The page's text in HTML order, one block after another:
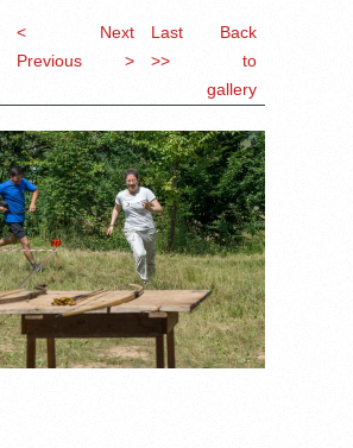
<
Previous
Next
>
Last
>>
Back
to
gallery